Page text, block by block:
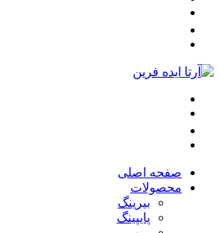
صفحه اصلی
محصولات
بیرینگ
پایپینگ